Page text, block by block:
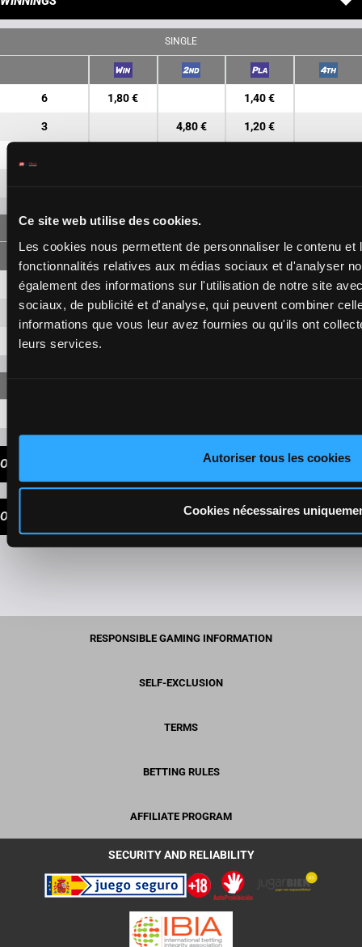
Ce site web utilise des cookies.
Les cookies nous permettent de personnaliser le contenu
fonctionnalités relatives aux médias sociaux et d'analyser
également des informations sur l'utilisation de notre site
sociaux, de publicité et d'analyse, qui peuvent combiner
informations que vous leur avez fournies ou qu'ils ont
leurs services.
Autoriser tous les cookies
Cookies nécessaires
SINGLE
6 1,80 € 1,40 €
3 4,80 € 1,20 €
FORECAST
6-3 5,50 € 2,20 €
6-5 3,90 €
3-5
OUR TIPS
OUR CHOICE
RESPONSIBLE GAMING INFORMATION
SELF-EXCLUSION
TERMS
BETTING RULES
AFFILIATE PROGRAM
SECURITY AND RELIABILITY